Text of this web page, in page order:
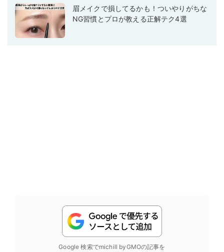
眉メイクで損してるかも！ついやりがちな
NG習慣とプロが教える正解テク4選
Google 検索でmichill byGMOの記事を